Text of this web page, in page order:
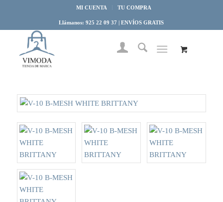
MI CUENTA TU COMPRA
Llámanos: 925 22 09 37 | ENVÍOS GRATIS